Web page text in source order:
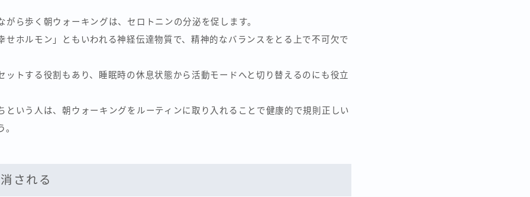
がら歩く朝ウォーキングは、セロトニンの分泌を促します。
せホルモン」ともいわれる神経伝達物質で、精神的なバランスをとる上で不可欠で
ットする役割もあり、睡眠時の休息状態から活動モードへと切り替えるのにも役立
という人は、朝ウォーキングをルーティンに取り入れることで健康的で規則正しい
。
される